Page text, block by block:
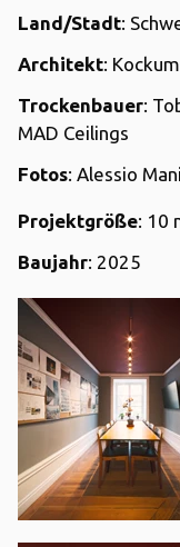
Land/Stadt:
Architekt:
Trockenbauer:
MAD Ceilings
Fotos: Alessio
Projektgröße: 10
Baujahr: 2025